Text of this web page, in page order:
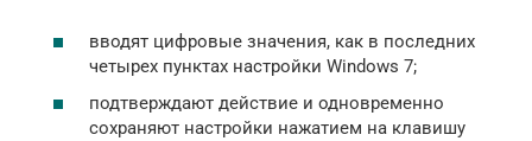
вводят цифровые значения, как в последних
четырех пунктах настройки Windows 7;
подтверждают действие и одновременно
сохраняют настройки нажатием на клавишу